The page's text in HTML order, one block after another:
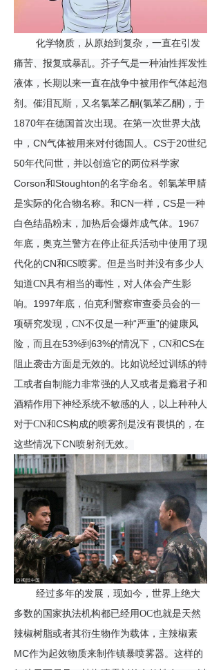
化学物质，从原始到复杂，一直在引发
痛苦、报复或暴乱。 芥子气是一种油性挥发性
液体，长期以来一直在战争中被用作气体起泡
剂。催泪瓦斯，又名氯苯乙酮 (氯苯乙酮) ，于
1870年在德国首次出现。在第一次世界大战
中， CN气体被用来对付德国人。 CS于20世纪
50年代问世，并以创造它的两位科学家
Corson和Stoughton的名字命名。邻氯苯甲腈
是实际的化合物名称。和CN一样， CS是一种
白色结晶粉末，加热后会爆炸成气体。 1967
年底， 奥克兰警方在停止征兵活动中使用了现
代化的CN和CS喷雾。 但是当时并没有多少人
知道CN具有相当的毒性，对人体会产生影
响。 1997年底，伯克利警察审查委员会的一
项研究发现， CN不仅是一种“严重”的健康风
险，而且在53%到 63%的情况下， CN和CS在
阻止袭击方面是无效的。
比如说经过训练的特
工或者自制能力非常强的人又或者是瘾君子和
酒精作用下神经系统不敏感的人，以上种种人
对于CN和CS构成的喷雾剂是没有畏惧的，在
这些情况下CN喷射剂无效。
经过多年的发展，现如今，世界上绝大
多数的国家执法机构都已经用OC也就是天然
辣椒树脂或者其衍生物作为载体，主辣椒素
MC作为起效物质来制作镇暴喷雾器。这样的